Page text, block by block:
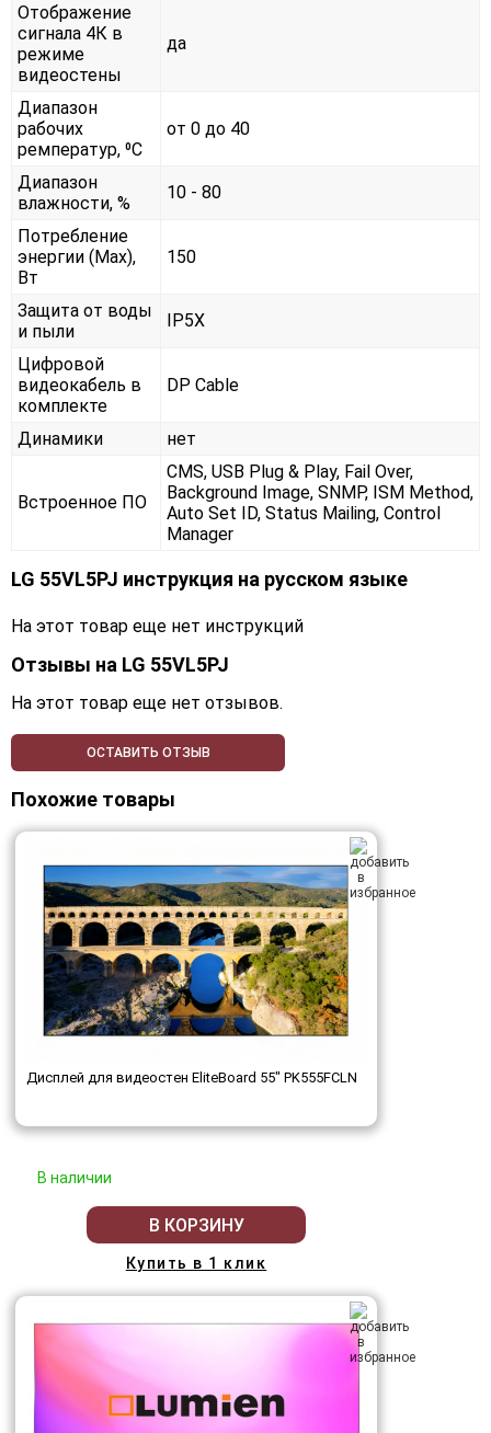
Отображение
сигнала 4К в
режиме
видеостены
да
Диапазон
рабочих
ремператур, ⁰С
от 0 до 40
Диапазон
влажности, %
10 - 80
Потребление
энергии (Max),
Вт
150
Защита от воды
и пыли
IP5X
Цифровой
видеокабель в
комплекте
DP Cable
Динамики нет
Встроенное ПО
CMS, USB Plug & Play, Fail Over,
Background Image, SNMP, ISM Method,
Auto Set ID, Status Mailing, Control
Manager
LG 55VL5PJ инструкция на русском языке
На этот товар еще нет инструкций
Отзывы на LG 55VL5PJ
На этот товар еще нет отзывов.
ОСТАВИТЬ ОТЗЫВ
Похожие товары
Дисплей для видеостен EliteBoard 55" PK555FCLN
В наличии
В КОРЗИНУ
Купить в 1 клик